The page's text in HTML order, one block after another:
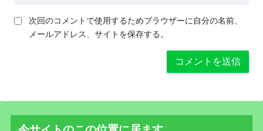
次回のコメントで使用するためブラウザーに自分の名前、
メールアドレス、サイトを保存する。